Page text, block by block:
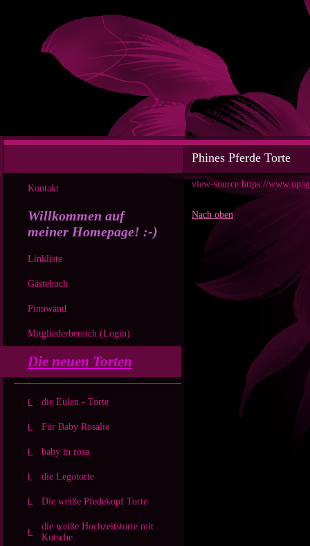
Kontakt
Willkommen auf
meiner Homepage! :-)
Linkliste
Gästebuch
Pinnwand
Mitgliederbereich (Login)
Die neuen Torten
die Eulen - Torte
Für Baby Rosalie
baby in rosa
die Legotorte
Die weiße Pfedekopf Torte
die weiße Hochzeitstorte mit
Kutsche
Phines Pferde Torte
view-source:https://
Nach oben